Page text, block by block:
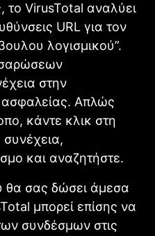
το VirusTotal αναλύει
URL για τον
λογισμικού”.
στην
ασφαλείας. Απλώς
κάντε κλικ στη
συνέχεια,
και αναζητήστε.
θα σας δώσει άμεσα
μπορεί επίσης να
συνδέσμων στις